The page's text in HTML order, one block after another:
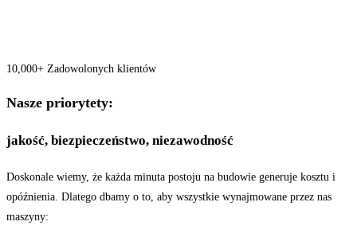
10,000+ Zadowolonych klientów
Nasze priorytety:
jakość, biezpieczeństwo, niezawodność
Doskonale wiemy, że każda minuta postoju na budowie generuje kosztu i
opóźnienia. Dlatego dbamy o to, aby wszystkie wynajmowane przez nas
maszyny: